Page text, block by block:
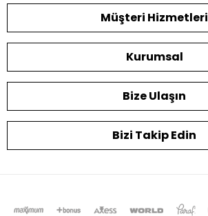
Müşteri Hizmetleri
Kurumsal
Bize Ulaşın
Bizi Takip Edin